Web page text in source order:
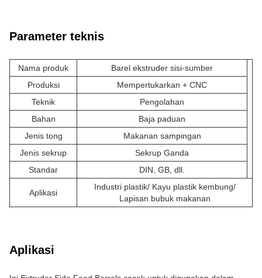
Parameter teknis
Nama produk
Barel ekstruder sisi-sumber
Produksi
Mempertukarkan + CNC
Teknik
Pengolahan
Bahan
Baja paduan
Jenis tong
Makanan sampingan
Jenis sekrup
Sekrup Ganda
Standar
DIN, GB, dll.
Aplikasi
Industri plastik/ Kayu plastik kembung/
Lapisan bubuk makanan
Aplikasi